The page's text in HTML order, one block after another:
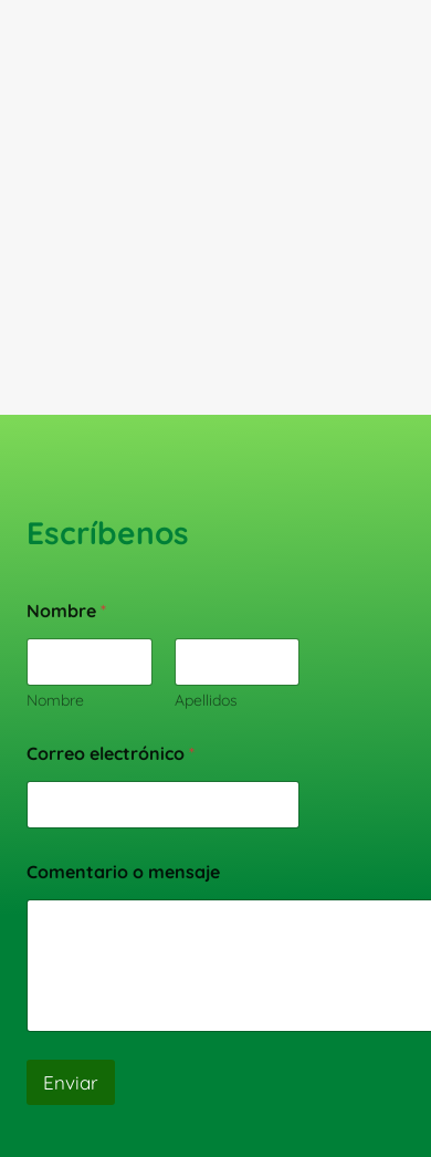
Escríbenos
Nombre *
Nombre Apellidos
Correo electrónico *
Comentario o mensaje
Enviar